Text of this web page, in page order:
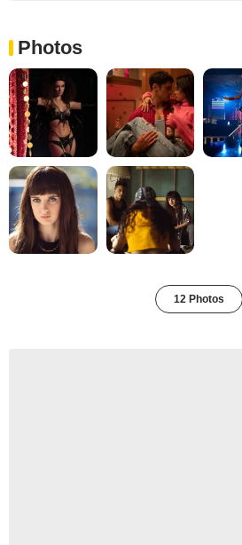
Photos
12 Photos